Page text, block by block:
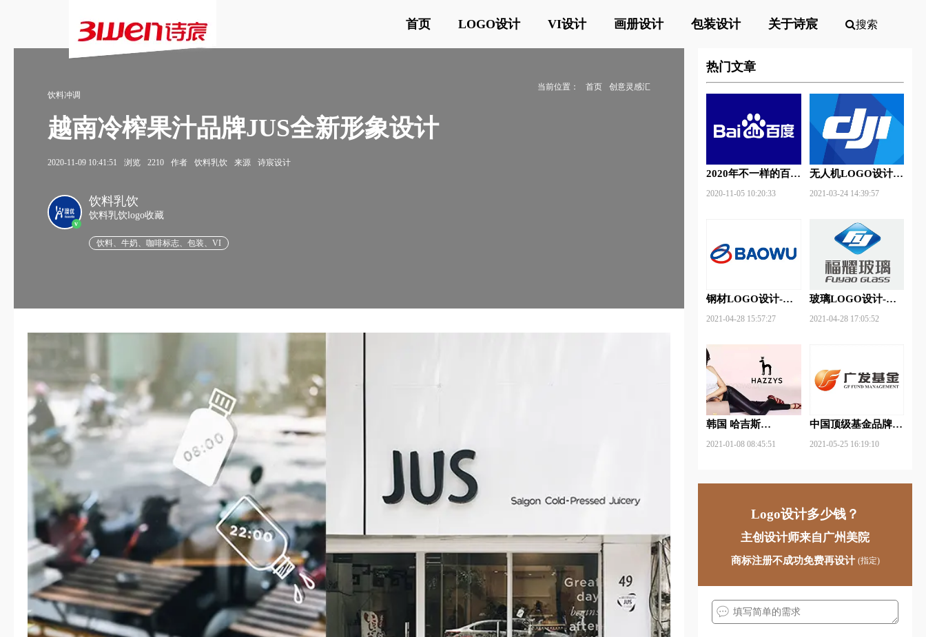
首页 LOGO设计 VI设计 画册设计 包装设计 关于诗宸 搜索
当前位置： 首页
创意灵感汇
饮料冲调
越南冷榨果汁品牌JUS全新形象设计
2020-11-09 10:41:51 浏览 2210 作者 饮料乳饮 来源 诗宸设计
v
饮料乳饮
饮料乳饮logo收藏
饮料、牛奶、咖啡标志、包装、VI
热门文章
2020年不一样的百度
2020-11-05 10:20:33
无人机LOGO设计-
计
2021-03-24 14:39:57
钢材LOGO设计-宝
2021-04-28 15:57:27
玻璃LOGO设计-
logo设计
2021-04-28 17:05:52
韩国 哈吉斯
更新LOGO
2021-01-08 08:45:51
中国顶级基金品牌
领先品牌
2021-05-25 16:19:10
Logo设计多少钱？
主创设计师来自广州美院
商标注册不成功免费再设计 (指定)